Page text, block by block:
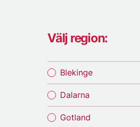
Välj region:
Blekinge
Dalarna
Gotland